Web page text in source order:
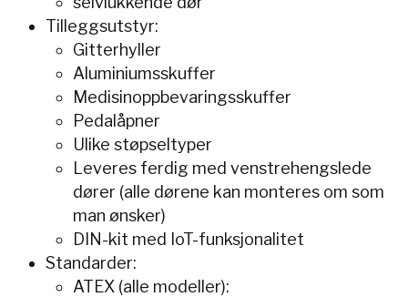
Tilleggsutstyr:
Gitterhyller
Aluminiumsskuffer
Medisinoppbevaringsskuffer
Pedalåpner
Ulike støpseltyper
Leveres ferdig med venstrehengslede
dører (alle dørene kan monteres om som
man ønsker)
DIN-kit med IoT-funksjonalitet
Standarder:
ATEX (alle modeller):